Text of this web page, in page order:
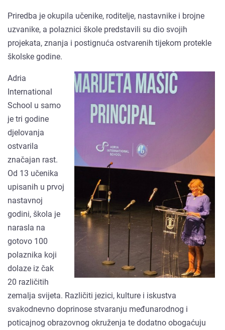
Priredba je okupila učenike, roditelje, nastavnike i brojne
uzvanike, a polaznici škole predstavili su dio svojih
projekata, znanja i postignuća ostvarenih tijekom protekle
školske godine.
Adria
International
School u samo
je tri godine
djelovanja
ostvarila
značajan rast.
Od 13 učenika
upisanih u prvoj
nastavnoj
godini, škola je
narasla na
gotovo 100
polaznika koji
dolaze iz čak
20 različitih
zemalja svijeta. Različiti jezici, kulture i iskustva
svakodnevno doprinose stvaranju međunarodnog i
poticajnog obrazovnog okruženja te dodatno obogaćuju